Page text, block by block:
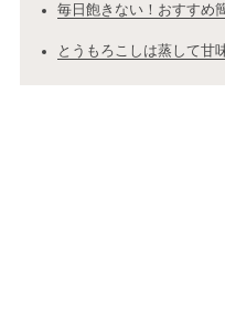
毎日飽きない！おすすめ
とうもろこしは蒸して甘